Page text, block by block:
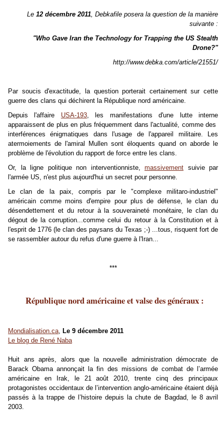
Le 12 décembre 2011, Debkafile posera la question de la manière
suivante :
"Who Gave Iran the Technology for Trapping the US Stealth
Drone?"
http://www.debka.com/article/21551/
Par soucis d'exactitude, la question porterait certainement sur cette
guerre des clans qui déchirent la République nord américaine.
Depuis l'affaire USA-193, les manifestations d'une lutte interne
apparaissent de plus en plus fréquemment dans l'actualité, comme des
interférences énigmatiques dans l'usage de l'appareil militaire. Les
atermoiements de l'amiral Mullen sont éloquents quand on aborde le
problème de l'évolution du rapport de force entre les clans.
Or, la ligne politique non interventionniste, massivement suivie par
l'armée US, n'est plus aujourd'hui un secret pour personne.
Le clan de la paix, compris par le "complexe militaro-industriel"
américain comme moins d'empire pour plus de défense, le clan du
désendettement et du retour à la souveraineté monétaire, le clan du
dégout de la corruption...comme celui du retour à la Constitution et à
l'esprit de 1776 (le clan des paysans du Texas ;-) ...tous, risquent fort de
se rassembler autour du refus d'une guerre à l'Iran...
***
République nord américaine et valse des généraux :
Mondialisation.ca, Le 9 décembre 2011
Le blog de René Naba
Huit ans après, alors que la nouvelle administration démocrate de
Barack Obama annonçait la fin des missions de combat de l’armée
américaine en Irak, le 21 août 2010, trente cinq des principaux
protagonistes occidentaux de l’intervention anglo-américaine étaient déjà
passés à la trappe de l’histoire depuis la chute de Bagdad, le 8 avril
2003.